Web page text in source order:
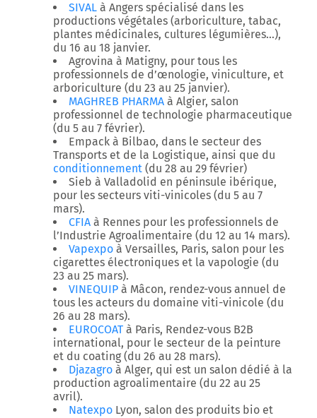
SIVAL à Angers spécialisé dans les
productions végétales (arboriculture, tabac,
plantes médicinales, cultures légumières…),
du 16 au 18 janvier.
Agrovina à Matigny, pour tous les
professionnels de d’œnologie, viniculture, et
arboriculture (du 23 au 25 janvier).
MAGHREB PHARMA à Algier, salon
professionnel de technologie pharmaceutique
(du 5 au 7 février).
Empack à Bilbao, dans le secteur des
Transports et de la Logistique, ainsi que du
conditionnement (du 28 au 29 février)
Sieb à Valladolid en péninsule ibérique,
pour les secteurs viti-vinicoles (du 5 au 7
mars).
CFIA à Rennes pour les professionnels de
l’Industrie Agroalimentaire (du 12 au 14 mars).
Vapexpo à Versailles, Paris, salon pour les
cigarettes électroniques et la vapologie (du
23 au 25 mars).
VINEQUIP à Mâcon, rendez-vous annuel de
tous les acteurs du domaine viti-vinicole (du
26 au 28 mars).
EUROCOAT à Paris, Rendez-vous B2B
international, pour le secteur de la peinture
et du coating (du 26 au 28 mars).
Djazagro à Alger, qui est un salon dédié à la
production agroalimentaire (du 22 au 25
avril).
Natexpo Lyon, salon des produits bio et